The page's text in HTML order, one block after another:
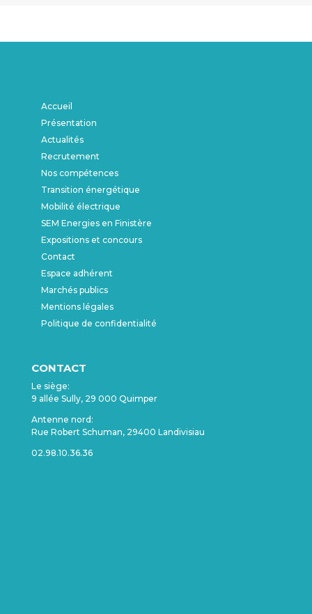
Accueil
Présentation
Actualités
Recrutement
Nos compétences
Transition énergétique
Mobilité électrique
SEM Energies en Finistère
Expositions et concours
Contact
Espace adhérent
Marchés publics
Mentions légales
Politique de confidentialité
CONTACT
Le siège:
9 allée Sully, 29 000 Quimper
Antenne nord:
Rue Robert Schuman, 29400 Landivisiau
02.98.10.36.36